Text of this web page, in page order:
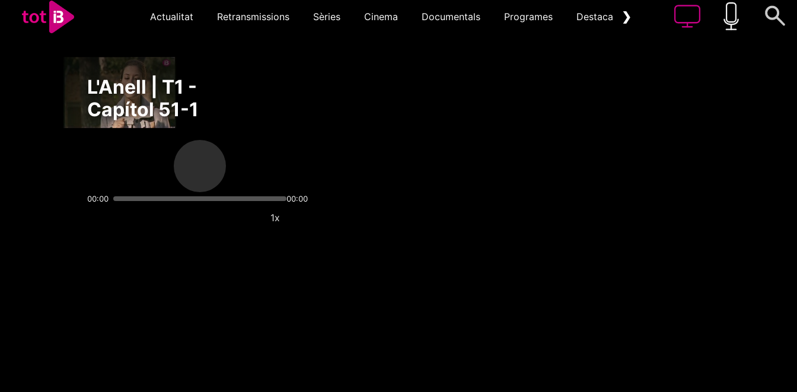
Actualitat Retransmissions Sèries Cinema Documentals Programes Destacat ❯
L'Anell | T1 -
Capítol 51-1
00:00 00:00
1x